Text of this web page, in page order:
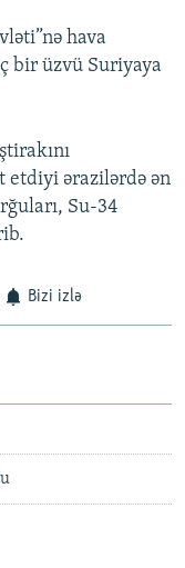
hava
bir üzvü Suriyaya
etdiyi ərazilərdə ən
Su-34
Bizi izlə